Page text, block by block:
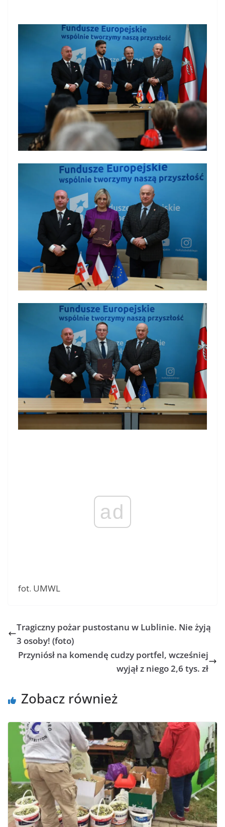
ad
fot. UMWL
Tragiczny pożar pustostanu w Lublinie. Nie żyją
3 osoby! (foto)
Przyniósł na komendę cudzy portfel, wcześniej
wyjął z niego 2,6 tys. zł
Zobacz również